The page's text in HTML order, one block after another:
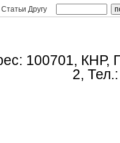
Другу
100701, КНР,
2,